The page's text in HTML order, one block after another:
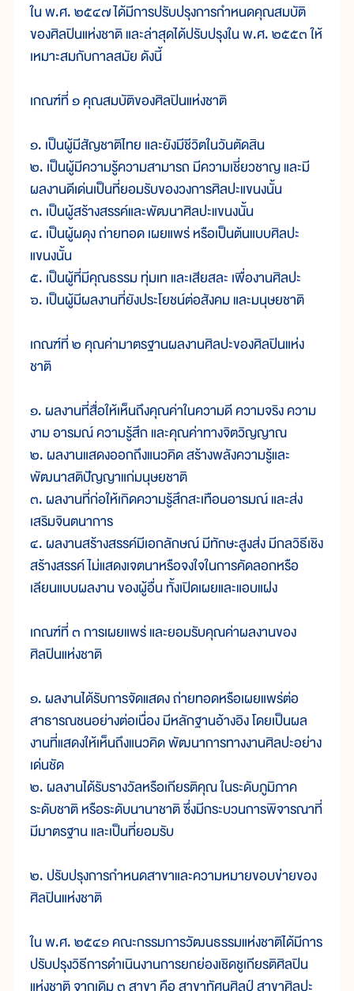
ใน พ.ศ. ๒๕๔๗ ได้มีการปรับปรุงการกำหนดคุณสมบัติ
ของศิลปินแห่งชาติ และล่าสุดได้ปรับปรุงใน พ.ศ. ๒๕๕๓ ให้
เหมาะสมกับกาลสมัย ดังนี้
เกณฑ์ที่ ๑ คุณสมบัติของศิลปินแห่งชาติ
๑. เป็นผู้มีสัญชาติไทย และยังมีชีวิตในวันตัดสิน
๒. เป็นผู้มีความรู้ความสามารถ มีความเชี่ยวชาญ และมี
ผลงานดีเด่นเป็นที่ยอมรับของวงการศิลปะแขนงนั้น
๓. เป็นผู้สร้างสรรค์และพัฒนาศิลปะแขนงนั้น
๔. เป็นผู้ผดุง ถ่ายทอด เผยแพร่ หรือเป็นต้นแบบศิลปะ
แขนงนั้น
๕. เป็นผู้ที่มีคุณธรรม ทุ่มเท และเสียสละ เพื่องานศิลปะ
๖. เป็นผู้มีผลงานที่ยังประโยชน์ต่อสังคม และมนุษยชาติ
เกณฑ์ที่ ๒ คุณค่ามาตรฐานผลงานศิลปะของศิลปินแห่ง
ชาติ
๑. ผลงานที่สื่อให้เห็นถึงคุณค่าในความดี ความจริง ความ
งาม อารมณ์ ความรู้สึก และคุณค่าทางจิตวิญญาณ
๒. ผลงานแสดงออกถึงแนวคิด สร้างพลังความรู้และ
พัฒนาสติปัญญาแก่มนุษยชาติ
๓. ผลงานที่ก่อให้เกิดความรู้สึกสะเทือนอารมณ์ และส่ง
เสริมจินตนาการ
๔. ผลงานสร้างสรรค์มีเอกลักษณ์ มีทักษะสูงส่ง มีกลวิธีเชิง
สร้างสรรค์ ไม่แสดงเจตนาหรือจงใจในการคัดลอกหรือ
เลียนแบบผลงาน ของผู้อื่น ทั้งเปิดเผยและแอบแฝง
เกณฑ์ที่ ๓ การเผยแพร่ และยอมรับคุณค่าผลงานของ
ศิลปินแห่งชาติ
๑. ผลงานได้รับการจัดแสดง ถ่ายทอดหรือเผยแพร่ต่อ
สาธารณชนอย่างต่อเนื่อง มีหลักฐานอ้างอิง โดยเป็นผล
งานที่แสดงให้เห็นถึงแนวคิด พัฒนาการทางงานศิลปะอย่าง
เด่นชัด
๒. ผลงานได้รับรางวัลหรือเกียรติคุณ ในระดับภูมิภาค
ระดับชาติ หรือระดับนานาชาติ ซึ่งมีกระบวนการพิจารณาที่
มีมาตรฐาน และเป็นที่ยอมรับ
๒. ปรับปรุงการกำหนดสาขาและความหมายขอบข่ายของ
ศิลปินแห่งชาติ
ใน พ.ศ. ๒๕๔๑ คณะกรรมการวัฒนธรรมแห่งชาติได้มีการ
ปรับปรุงวิธีการดำเนินงานการยกย่องเชิดชูเกียรติศิลปิน